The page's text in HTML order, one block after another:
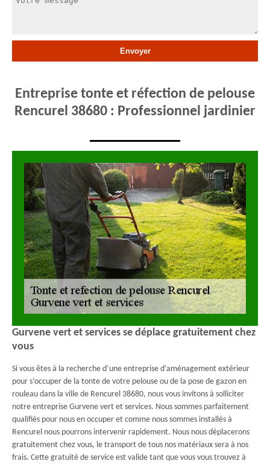
Entreprise tonte et réfection de pelouse
Rencurel 38680 : Professionnel jardinier
Gurvene vert et services se déplace gratuitement chez
vous
Si vous êtes à la recherche d’une entreprise d’aménagement extérieur
pour s’occuper de la tonte de votre pelouse ou de la pose de gazon en
rouleau dans la ville de Rencurel 38680, nous vous invitons à solliciter
notre entreprise Gurvene vert et services. Nous sommes parfaitement
qualifiés pour nous en occuper et comme nous sommes installés à
Rencurel nous pourrons intervenir rapidement. Nous nous déplacerons
gratuitement chez vous, le transport de tous nos matériaux sera à nos
frais. Cette gratuité de service est valide tant que vous vous trouvez à